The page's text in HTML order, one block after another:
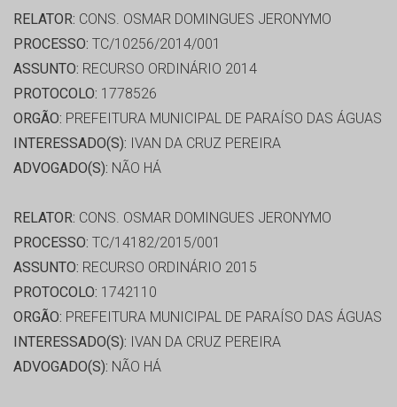
RELATOR: CONS. OSMAR DOMINGUES JERONYMO
PROCESSO: TC/10256/2014/001
ASSUNTO: RECURSO ORDINÁRIO 2014
PROTOCOLO: 1778526
ORGÃO: PREFEITURA MUNICIPAL DE PARAÍSO DAS ÁGUAS
INTERESSADO(S): IVAN DA CRUZ PEREIRA
ADVOGADO(S): NÃO HÁ
RELATOR: CONS. OSMAR DOMINGUES JERONYMO
PROCESSO: TC/14182/2015/001
ASSUNTO: RECURSO ORDINÁRIO 2015
PROTOCOLO: 1742110
ORGÃO: PREFEITURA MUNICIPAL DE PARAÍSO DAS ÁGUAS
INTERESSADO(S): IVAN DA CRUZ PEREIRA
ADVOGADO(S): NÃO HÁ